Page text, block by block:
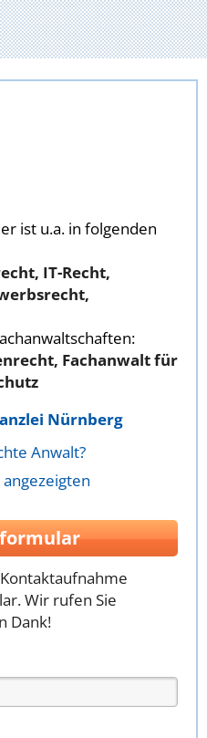
ist u.a. in folgenden
IT-Recht,
Fachanwalt für
Nürnberg
Anwalt?
Wir rufen Sie
Dank!